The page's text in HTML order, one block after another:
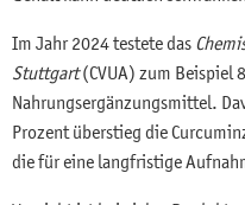
Im Jahr 2024 testete das
Stuttgart(CVUA) zum Beispiel
Nahrungsergänzungsmittel.
Prozent überstieg die
die für eine langfristige